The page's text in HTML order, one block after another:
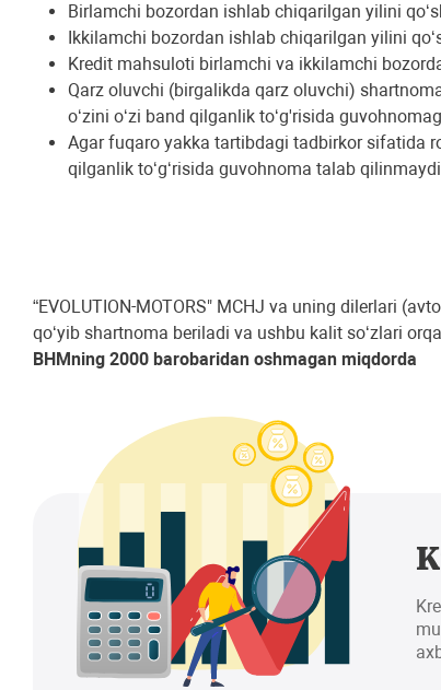
Birlamchi bozordan ishlab chiqarilgan yilini
Ikkilamchi bozordan ishlab chiqarilgan yilini
Kredit mahsuloti birlamchi va ikkilamchi
Qarz oluvchi (birgalikda qarz oluvchi)
oʻzini oʻzi band qilganlik toʻg'risida
Agar fuqaro yakka tartibdagi tadbirkor sifatida
qilganlik toʻgʻrisida guvohnoma talab
“EVOLUTION-MOTORS" MCHJ va uning dilerlari
qoʻyib shartnoma beriladi va ushbu kalit soʻzlari
BHMning 2000 barobaridan oshmagan miqdorda